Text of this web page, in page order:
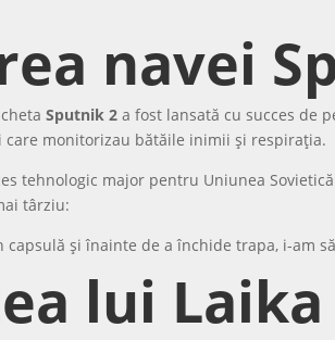
navei
Sputnik 2 a fost lansată cu succes de
care monitorizau bătăile inimii și respirația.
tehnologic major pentru Uniunea
târziu:
capsulă și înainte de a închide trapa, i-am
lui Laika